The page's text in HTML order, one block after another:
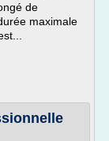
de
maximale